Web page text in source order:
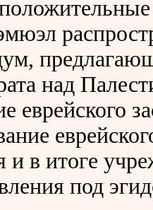
над
еврейского
и в итоге
под